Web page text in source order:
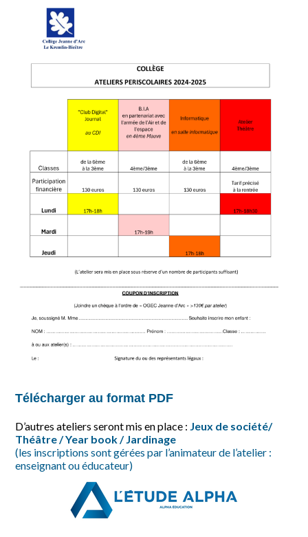
Télécharger auformat PDF
D’autres ateliers seront mis en place : Jeux de société/
Théâtre / Year book / Jardinage
(les inscriptions sont gérées par l’animateur de l’atelier :
enseignant ou éducateur)